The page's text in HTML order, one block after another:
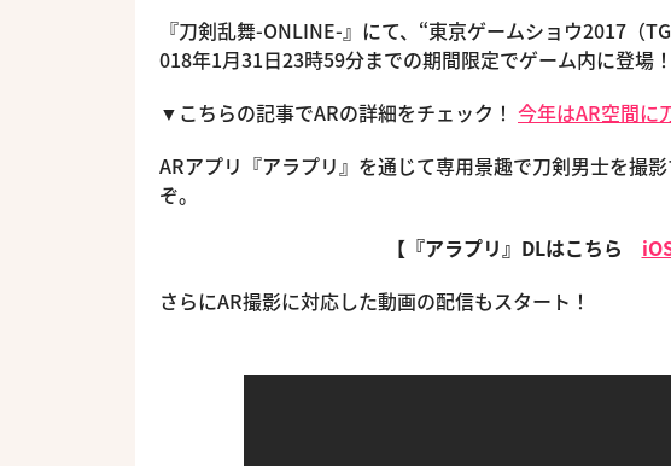
『刀剣乱舞-ONLINE-』にて、“東京ゲームショウ2017（
018年1月31日23時59分までの期間限定でゲーム内に登場！
▼こちらの記事でARの詳細をチェック！ 今年はAR空間に
ARアプリ『アラプリ』を通じて専用景趣で刀剣男士を撮
ぞ。
【『アラプリ』DLはこちら
さらにAR撮影に対応した動画の配信もスタート！